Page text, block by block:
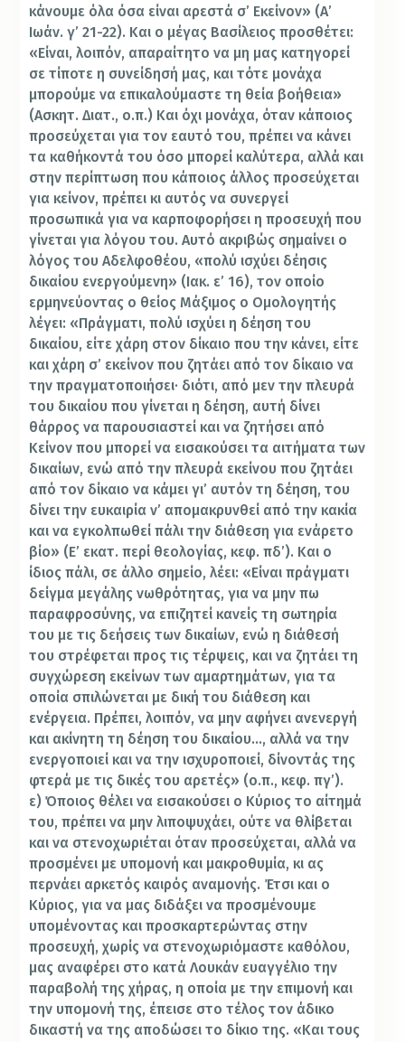
κάνουμε όλα όσα είναι αρεστά σ’ Εκείνον» (Α’
Ιωάν. γ’ 21-22). Και ο μέγας Βασίλειος προσθέτει:
«Είναι, λοιπόν, απαραίτητο να μη μας κατηγορεί
σε τίποτε η συνείδησή μας, και τότε μονάχα
μπορούμε να επικαλούμαστε τη θεία βοήθεια»
(Ασκητ. Διατ., ο.π.) Και όχι μονάχα, όταν κάποιος
προσεύχεται για τον εαυτό του, πρέπει να κάνει
τα καθήκοντά του όσο μπορεί καλύτερα, αλλά και
στην περίπτωση που κάποιος άλλος προσεύχεται
για κείνον, πρέπει κι αυτός να συνεργεί
προσωπικά για να καρποφορήσει η προσευχή που
γίνεται για λόγου του. Αυτό ακριβώς σημαίνει ο
λόγος του Αδελφοθέου, «πολύ ισχύει δέησις
δικαίου ενεργούμενη» (Ιακ. ε’ 16), τον οποίο
ερμηνεύοντας ο θείος Μάξιμος ο Ομολογητής
λέγει: «Πράγματι, πολύ ισχύει η δέηση του
δικαίου, είτε χάρη στον δίκαιο που την κάνει, είτε
και χάρη σ’ εκείνον που ζητάει από τον δίκαιο να
την πραγματοποιήσει· διότι, από μεν την πλευρά
του δικαίου που γίνεται η δέηση, αυτή δίνει
θάρρος να παρουσιαστεί και να ζητήσει από
Κείνον που μπορεί να εισακούσει τα αιτήματα των
δικαίων, ενώ από την πλευρά εκείνου που ζητάει
από τον δίκαιο να κάμει γι’ αυτόν τη δέηση, του
δίνει την ευκαιρία ν’ απομακρυνθεί από την κακία
και να εγκολπωθεί πάλι την διάθεση για ενάρετο
βίο» (Ε’ εκατ. περί θεολογίας, κεφ. πδ’). Και ο
ίδιος πάλι, σε άλλο σημείο, λέει: «Είναι πράγματι
δείγμα μεγάλης νωθρότητας, για να μην πω
παραφροσύνης, να επιζητεί κανείς τη σωτηρία
του με τις δεήσεις των δικαίων, ενώ η διάθεσή
του στρέφεται προς τις τέρψεις, και να ζητάει τη
συγχώρεση εκείνων των αμαρτημάτων, για τα
οποία σπιλώνεται με δική του διάθεση και
ενέργεια. Πρέπει, λοιπόν, να μην αφήνει ανενεργή
και ακίνητη τη δέηση του δικαίου…, αλλά να την
ενεργοποιεί και να την ισχυροποιεί, δίνοντάς της
φτερά με τις δικές του αρετές» (ο.π., κεφ. πγ’).
ε) Όποιος θέλει να εισακούσει ο Κύριος το αίτημά
του, πρέπει να μην λιποψυχάει, ούτε να θλίβεται
και να στενοχωριέται όταν προσεύχεται, αλλά να
προσμένει με υπομονή και μακροθυμία, κι ας
περνάει αρκετός καιρός αναμονής. Έτσι και ο
Κύριος, για να μας διδάξει να προσμένουμε
υπομένοντας και προσκαρτερώντας στην
προσευχή, χωρίς να στενοχωριόμαστε καθόλου,
μας αναφέρει στο κατά Λουκάν ευαγγέλιο την
παραβολή της χήρας, η οποία με την επιμονή και
την υπομονή της, έπεισε στο τέλος τον άδικο
δικαστή να της αποδώσει το δίκιο της. «Και τους